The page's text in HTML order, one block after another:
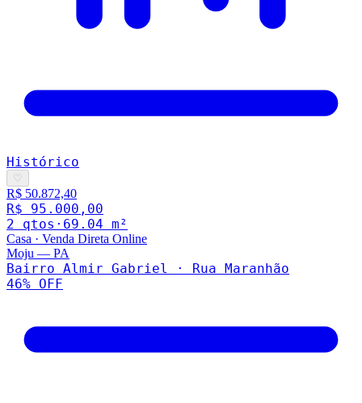
Histórico
♡
R$ 50.872,40
R$ 95.000,00
2 qtos · 69.04 m²
Casa · Venda Direta Online
Moju — PA
Bairro Almir Gabriel · Rua Maranhão
46% OFF